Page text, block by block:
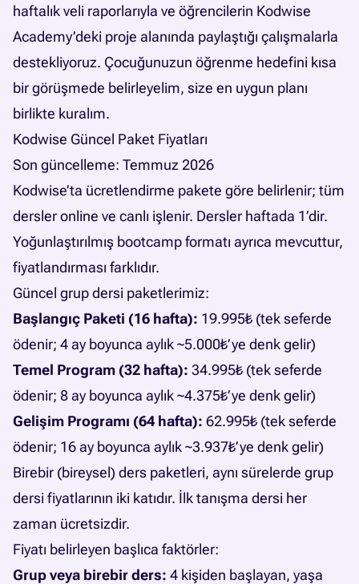
haftalık veli raporlarıyla ve öğrencilerin Kodwise
Academy’deki proje alanında paylaştığı çalışmalarla
destekliyoruz. Çocuğunuzun öğrenme hedefini kısa
bir görüşmede belirleyelim, size en uygun planı
birlikte kuralım.
Kodwise Güncel Paket Fiyatları
Son güncelleme: Temmuz 2026
Kodwise’ta ücretlendirme pakete göre belirlenir; tüm
dersler online ve canlı işlenir. Dersler haftada 1’dir.
Yoğunlaştırılmış bootcamp formatı ayrıca mevcuttur,
fiyatlandırması farklıdır.
Güncel grup dersi paketlerimiz:
Başlangıç Paketi (16 hafta): 19.995₺ (tek seferde
ödenir; 4 ay boyunca aylık ~5.000₺’ye denk gelir)
Temel Program (32 hafta): 34.995₺ (tek seferde
ödenir; 8 ay boyunca aylık ~4.375₺’ye denk gelir)
Gelişim Programı (64 hafta): 62.995₺ (tek seferde
ödenir; 16 ay boyunca aylık ~3.937₺’ye denk gelir)
Birebir (bireysel) ders paketleri, aynı sürelerde grup
dersi fiyatlarının iki katıdır. İlk tanışma dersi her
zaman ücretsizdir.
Fiyatı belirleyen başlıca faktörler:
Grup veya birebir ders: 4 kişiden başlayan, yaşa